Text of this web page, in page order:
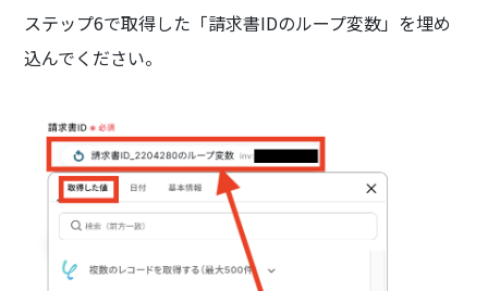
ステップ6で取得した「請求書IDのループ変数」を埋め
込んでください。